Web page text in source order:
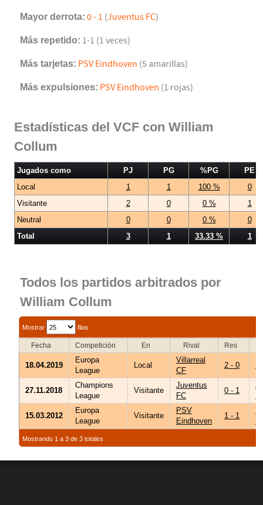
Mayor derrota: 0 - 1 (Juventus FC)
Más repetido: 1-1 (1 veces)
Más tarjetas: PSV Eindhoven (5 amarillas)
Más expulsiones: PSV Eindhoven (1 rojas)
Estadísticas del VCF con William
Collum
Jugados como PJ PG %PG
PE
Local
1 1 100 %
0
Visitante
2 0 0 %
1
Neutral
0 0 0 %
0
Total
3 1 33.33 % 1
Todos los partidos arbitrados por
William Collum
Mostrar filas
Fecha Competición En Rival Res
18.04.2019
Europa
League
Local
Villarreal
CF
2 - 0
27.11.2018
Champions
League
Visitante
Juventus
FC
0 - 1
15.03.2012
Europa
League
Visitante
PSV
Eindhoven
1 - 1
Mostrando 1 a 3 de 3 totales